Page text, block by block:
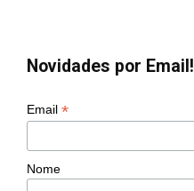
Novidades por Email!
Email *
Nome